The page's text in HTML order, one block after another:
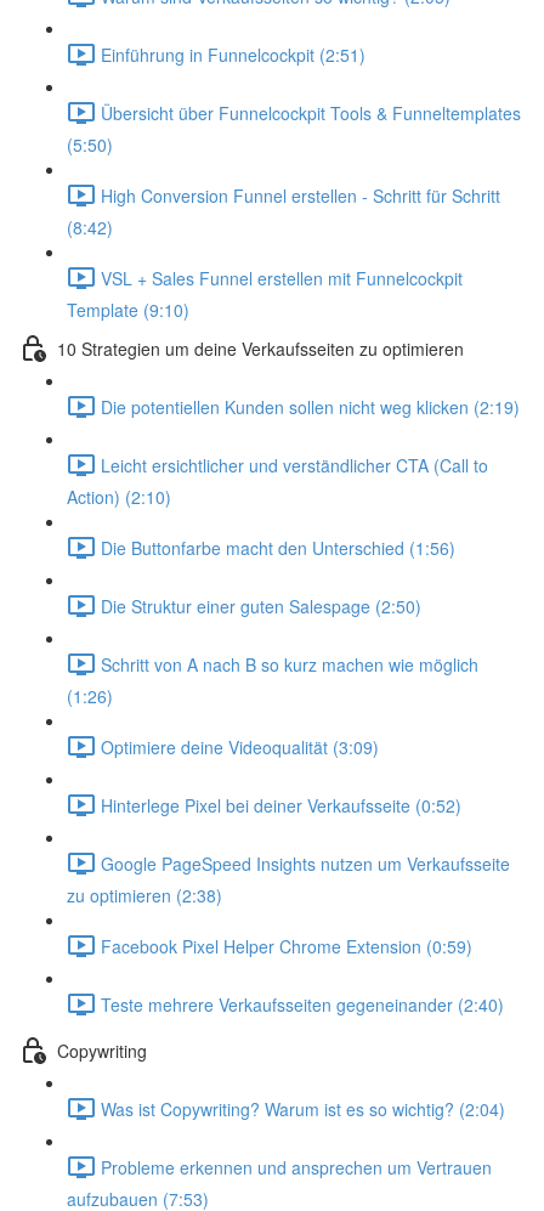
Einführung in Funnelcockpit (2:51)
Übersicht über Funnelcockpit Tools & Funneltemplates
(5:50)
High Conversion Funnel erstellen - Schritt für Schritt
(8:42)
VSL + Sales Funnel erstellen mit Funnelcockpit
Template (9:10)
10 Strategien um deine Verkaufsseiten zu optimieren
Die potentiellen Kunden sollen nicht weg klicken (2:19)
Leicht ersichtlicher und verständlicher CTA (Call to
Action) (2:10)
Die Buttonfarbe macht den Unterschied (1:56)
Die Struktur einer guten Salespage (2:50)
Schritt von A nach B so kurz machen wie möglich
(1:26)
Optimiere deine Videoqualität (3:09)
Hinterlege Pixel bei deiner Verkaufsseite (0:52)
Google PageSpeed Insights nutzen um Verkaufsseite
zu optimieren (2:38)
Facebook Pixel Helper Chrome Extension (0:59)
Teste mehrere Verkaufsseiten gegeneinander (2:40)
Copywriting
Was ist Copywriting? Warum ist es so wichtig? (2:04)
Probleme erkennen und ansprechen um Vertrauen
aufzubauen (7:53)